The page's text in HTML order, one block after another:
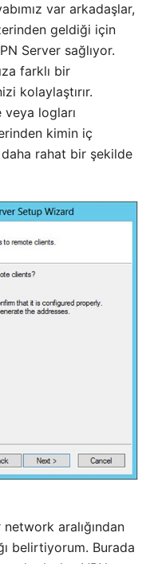
var arkadaşlar,
geldiği için
Server sağlıyor.
farklı bir
kolaylaştırır.
logları
kimin iç
rahat bir şekilde
aralığından
belirtiyorum. Burada